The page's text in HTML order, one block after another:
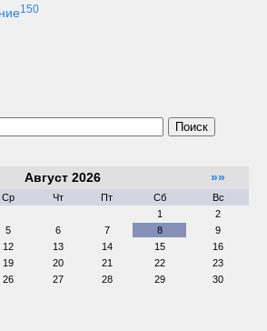
150
Поиск
Август 2026 »»
Ср Чт Пт Сб
Вс
1
2
5 6 7 8
9
12 13 14 15
16
19 20 21 22
23
26 27 28 29
30